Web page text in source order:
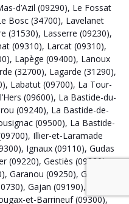
d’Azil (09290), Le Fossat
Bosc (34700), Lavelanet
(31530), Lasserre (09230),
(09310), Larcat (09310),
, Lapège (09400), Lanoux
(32700), Lagarde (31290),
, Labatut (09700), La Tour-
(09600), La Bastide-du-
(09240), La Bastide-de-
(09500), La Bastide-
, Illier-et-Laramade
, Ignaux (09110), Gudas
(09220), Gestiès (09220),
, Garanou (09250), Ganac
, Gajan (09190),
et-Barrineuf (09300),